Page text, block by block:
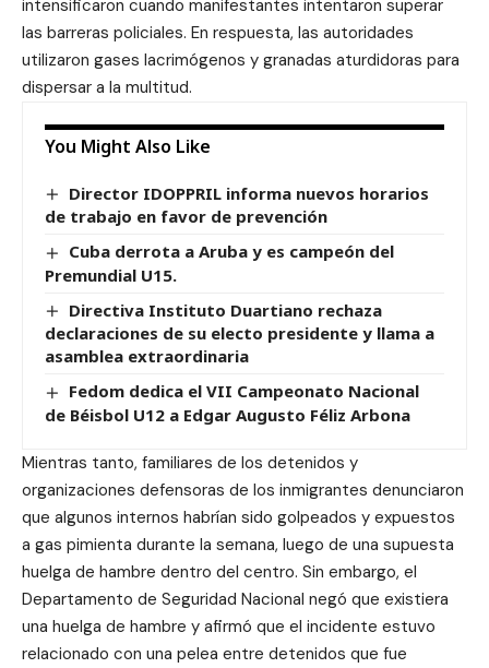
intensificaron cuando manifestantes intentaron superar
las barreras policiales. En respuesta, las autoridades
utilizaron gases lacrimógenos y granadas aturdidoras para
dispersar a la multitud.
You Might Also Like
Director IDOPPRIL informa nuevos horarios
de trabajo en favor de prevención
Cuba derrota a Aruba y es campeón del
Premundial U15.
Directiva Instituto Duartiano rechaza
declaraciones de su electo presidente y llama a
asamblea extraordinaria
Fedom dedica el VII Campeonato Nacional
de Béisbol U12 a Edgar Augusto Féliz Arbona
Mientras tanto, familiares de los detenidos y
organizaciones defensoras de los inmigrantes denunciaron
que algunos internos habrían sido golpeados y expuestos
a gas pimienta durante la semana, luego de una supuesta
huelga de hambre dentro del centro. Sin embargo, el
Departamento de Seguridad Nacional negó que existiera
una huelga de hambre y afirmó que el incidente estuvo
relacionado con una pelea entre detenidos que fue